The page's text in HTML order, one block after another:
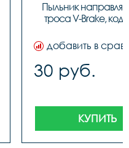
Пыльник
троса V-Brake, код
добавить в
30 руб.
КУПИТЬ